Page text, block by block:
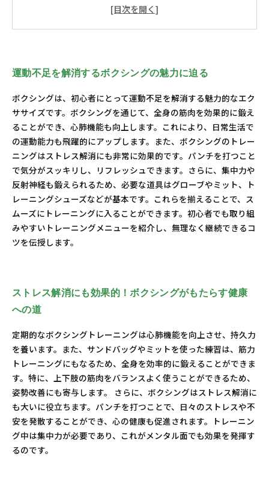
運動不足を解消するボクシングの魅力に迫る
ボクシングは、初心者にとって運動不足を解消する魅力的なエク
ササイズです。ボクシングを通じて、全身の筋肉を効果的に鍛え
ることができ、心肺機能も向上します。これにより、日常生活で
の運動能力も飛躍的にアップします。また、ボクシングのトレー
ニングはストレス解消にも非常に効果的です。パンチを打つこと
で気分がスッキリし、リフレッシュできます。さらに、集中力や
反射神経も鍛えられるため、必要な道具はグローブやミット、ト
レーニングシューズなどが基本です。これらを揃えることで、ス
ムーズにトレーニングに入ることができます。初心者でも取り組
みやすいトレーニングメニューを紹介し、無理なく継続できるコ
ツを伝授します。
ストレス解消にも効果的！ボクシングがもたらす健康
への道
定期的なボクシングトレーニングは心肺機能を向上させ、持久力
を養います。また、サンドバッグやミットを使った練習は、筋力
トレーニングにもなるため、全身を効率的に鍛えることができま
す。特に、上下肢の筋肉をバランスよく使うことができるため、
姿勢改善にも寄与します。 さらに、ボクシングはストレス解消に
も大いに役立ちます。パンチを打つことで、日々のストレスや不
安を発散することができ、心の健康も促進されます。トレーニン
グ中は集中力が必要であり、これがメンタル面でも効果を発揮す
るのです。